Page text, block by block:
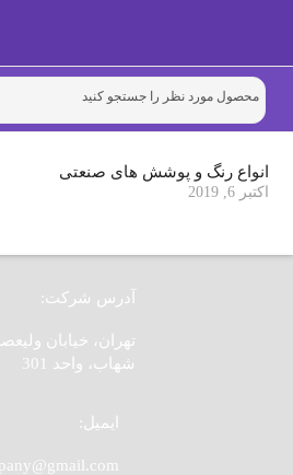
انواع رنگ و پوشش های صنعتی
اکتبر 6, 2019
آدرس شرکت:
تهران، خیابان
شهاب، واحد 301
ایمیل: